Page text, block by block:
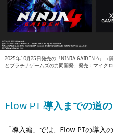
2025年10月25日発売の『NINJA GAIDEN 4』（
とプラチナゲームズの共同開発、発売：マイクロ
Flow PT 導入までの道の
「導入編」では、Flow PTの導入